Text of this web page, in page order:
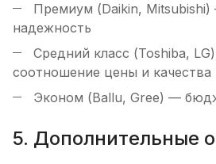
Премиум (Daikin,
надежность
Средний класс (Toshiba,
соотношение цены и качества
Эконом (Ballu, Gree) —
5. Дополнительные